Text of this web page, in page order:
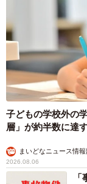
子どもの学校外の
層」が約半数に達
まいどなニュース情報
2026.08.06